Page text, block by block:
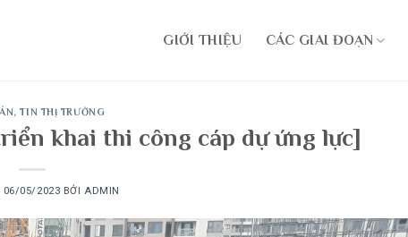
GIỚI THIỆU CÁC GIAI ĐOẠN
,TIN THỊ TRƯỜNG
khai thi công cáp dự ứng lực]
06/05/2023 BỞI ADMIN